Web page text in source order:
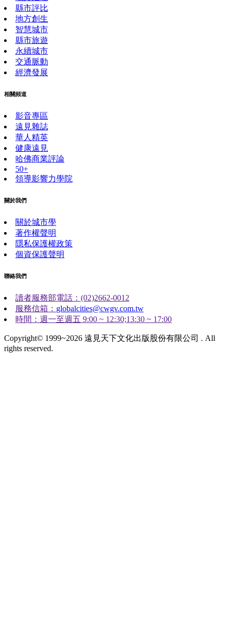
縣市評比
地方創生
智慧城市
縣市旅遊
永續城市
交通脈動
經濟發展
相關頻道
影音專區
遠見雜誌
華人精英
健康遠見
哈佛商業評論
50+
領導影響力學院
關於我們
關於城市學
著作權聲明
隱私保護權政策
個資保護聲明
聯絡我們
讀者服務部電話：(02)2662-0012
服務信箱： globalcities@cwgv.com.tw
時間：週一至週五 9:00 ~ 12:30;13:30 ~ 17:00
Copyright© 1999~2026 遠見天下文化出版股份有限公司 . All
rights reserved.